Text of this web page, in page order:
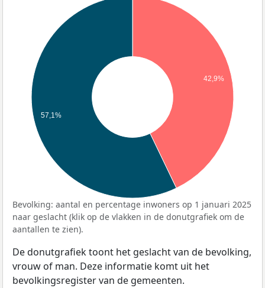
42,9%
57,1%
Bevolking: aantal en percentage inwoners op 1 januari 2025
naar geslacht (klik op de vlakken in de donutgrafiek om de
aantallen te zien).
De donutgrafiek toont het geslacht van de bevolking,
vrouw of man. Deze informatie komt uit het
bevolkingsregister van de gemeenten.